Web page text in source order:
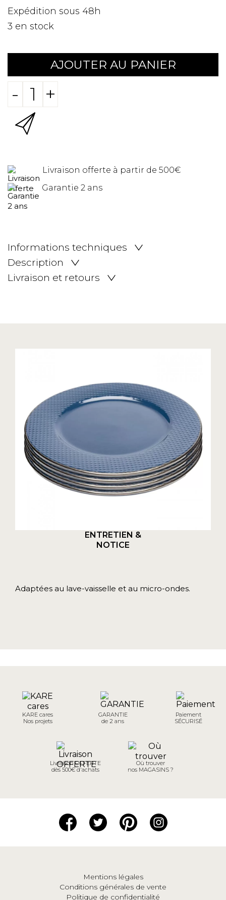
Expédition sous 48h
3 en stock
AJOUTER AU PANIER
- +
Livraison offerte à partir de 500€
Garantie 2 ans
Informations techniques
Description
Livraison et retours
ENTRETIEN &
NOTICE
Adaptées au lave-vaisselle et au micro-ondes.
KARE cares
Nos projets
GARANTIE
de 2 ans
Paiement
SÉCURISÉ
Livraison OFFERTE
dès 500€ d'achats
Où trouver
nos MAGASINS ?
Mentions légales
Conditions générales de vente
Politique de confidentialité